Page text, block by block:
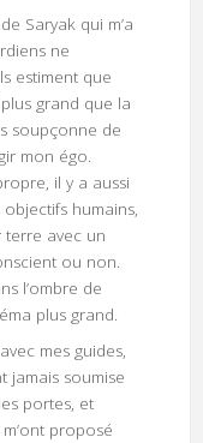
Saryak qui m’a
ne
estiment que
grand que la
soupçonne de
mon égo.
il y a aussi
humains,
terre avec un
ou non.
l’ombre de
plus grand.
mes guides,
jamais soumise
portes, et
proposé